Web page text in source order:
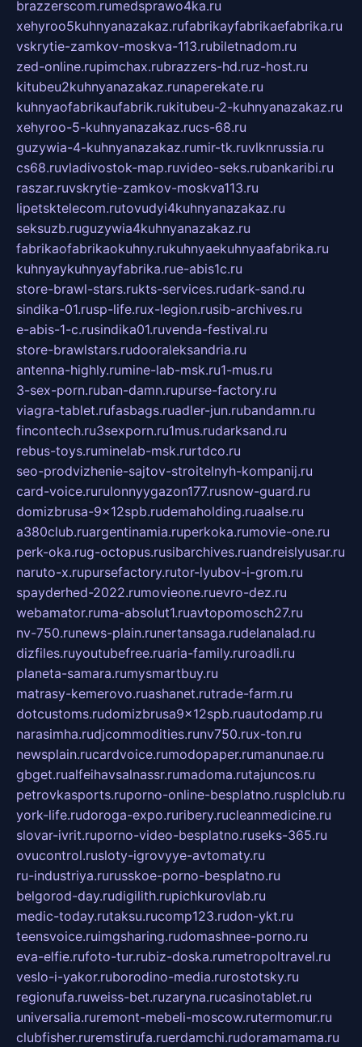
brazzerscom.rumedsprawo4ka.ru
xehyroo5kuhnyanazakaz.rufabrikayfabrikaefabrika.ru
vskrytie-zamkov-moskva-113.rubiletnadom.ru
zed-online.rupimchax.rubrazzers-hd.ruz-host.ru
kitubeu2kuhnyanazakaz.runaperekate.ru
kuhnyaofabrikaufabrik.rukitubeu-2-kuhnyanazakaz.ru
xehyroo-5-kuhnyanazakaz.rucs-68.ru
guzywia-4-kuhnyanazakaz.rumir-tk.ruvlknrussia.ru
cs68.ruvladivostok-map.ruvideo-seks.rubankaribi.ru
raszar.ruvskrytie-zamkov-moskva113.ru
lipetsktelecom.rutovudyi4kuhnyanazakaz.ru
seksuzb.ruguzywia4kuhnyanazakaz.ru
fabrikaofabrikaokuhny.rukuhnyaekuhnyaafabrika.ru
kuhnyaykuhnyayfabrika.rue-abis1c.ru
store-brawl-stars.rukts-services.rudark-sand.ru
sindika-01.rusp-life.rux-legion.rusib-archives.ru
e-abis-1-c.rusindika01.ruvenda-festival.ru
store-brawlstars.rudooraleksandria.ru
antenna-highly.rumine-lab-msk.ru1-mus.ru
3-sex-porn.ruban-damn.rupurse-factory.ru
viagra-tablet.rufasbags.ruadler-jun.rubandamn.ru
fincontech.ru3sexporn.ru1mus.rudarksand.ru
rebus-toys.ruminelab-msk.rurtdco.ru
seo-prodvizhenie-sajtov-stroitelnyh-kompanij.ru
card-voice.rurulonnyygazon177.rusnow-guard.ru
domizbrusa-9x12spb.rudemaholding.ruaalse.ru
a380club.ruargentinamia.ruperkoka.rumovie-one.ru
perk-oka.rug-octopus.rusibarchives.ruandreislyusar.ru
naruto-x.rupursefactory.rutor-lyubov-i-grom.ru
spayderhed-2022.rumovieone.ruevro-dez.ru
webamator.ruma-absolut1.ruavtopomosch27.ru
nv-750.runews-plain.runertansaga.rudelanalad.ru
dizfiles.ruyoutubefree.ruaria-family.ruroadli.ru
planeta-samara.rumysmartbuy.ru
matrasy-kemerovo.ruashanet.rutrade-farm.ru
dotcustoms.rudomizbrusa9x12spb.ruautodamp.ru
narasimha.rudjcommodities.runv750.rux-ton.ru
newsplain.rucardvoice.rumodopaper.rumanunae.ru
gbget.rualfeihavsalnassr.rumadoma.rutajuncos.ru
petrovkasports.ruporno-online-besplatno.rusplclub.ru
york-life.rudoroga-expo.ruribery.rucleanmedicine.ru
slovar-ivrit.ruporno-video-besplatno.ruseks-365.ru
ovucontrol.rusloty-igrovyye-avtomaty.ru
ru-industriya.rurusskoe-porno-besplatno.ru
belgorod-day.rudigilith.rupichkurovlab.ru
medic-today.rutaksu.rucomp123.rudon-ykt.ru
teensvoice.ruimgsharing.rudomashnee-porno.ru
eva-elfie.rufoto-tur.rubiz-doska.rumetropoltravel.ru
veslo-i-yakor.ruborodino-media.rurostotsky.ru
regionufa.ruweiss-bet.ruzaryna.rucasinotablet.ru
universalia.ruremont-mebeli-moscow.rutermomur.ru
clubfisher.ruremstirufa.ruerdamchi.rudoramamama.ru